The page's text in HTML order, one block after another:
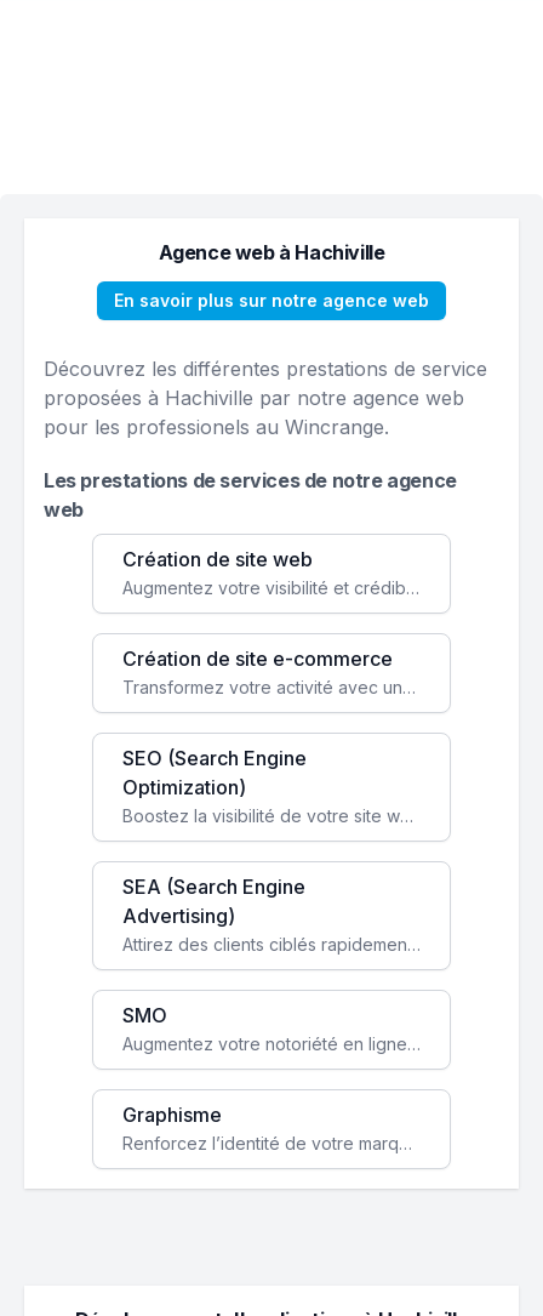
Agence web à Hachiville
En savoir plus sur notre agence web
Découvrez les différentes prestations de service
proposées à Hachiville par notre agence web
pour les professionels au Wincrange.
Les prestations de services de notre agence
web
Création de site web
Augmentez votre visibilité et crédibilité en ligne avec un site web performant, conçu pour attirer plus de clients.
Création de site e-commerce
Transformez votre activité avec une boutique en ligne, accessible à l'échelle mondiale 24/7.
SEO (Search Engine
Optimization)
Boostez la visibilité de votre site web sur Google et attirez du trafic qualifié grâce à nos stratégies SEO.
SEA (Search Engine
Advertising)
Attirez des clients ciblés rapidement avec des campagnes publicitaires payantes optimisées pour vos objectifs.
SMO
Augmentez votre notoriété en ligne et stimulez la croissance de votre entreprise grâce à une stratégie sociale sur mesure.
Graphisme
Renforcez l’identité de votre marque avec un design unique qui capte l’attention et engage vos clients.